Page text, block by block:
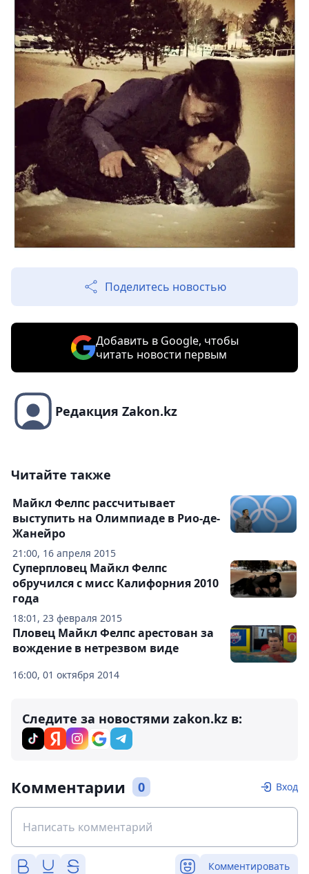
Поделитесь новостью
Добавить в Google, чтобы
читать новости первым
Редакция Zakon.kz
Читайте также
21:00, 16 апреля 2015
Майкл Фелпс рассчитывает
выступить на Олимпиаде в Рио-де-
Жанейро
18:01, 23 февраля 2015
Суперпловец Майкл Фелпс
обручился с мисс Калифорния 2010
года
16:00, 01 октября 2014
Пловец Майкл Фелпс арестован за
вождение в нетрезвом виде
Следите за новостями zakon.kz в:
Комментарии 0 Вход
Комментировать